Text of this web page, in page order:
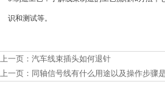
识和测试等。
上一页： 汽车线束插头如何退针
上一页： 同轴信号线有什么用途以及操作步骤